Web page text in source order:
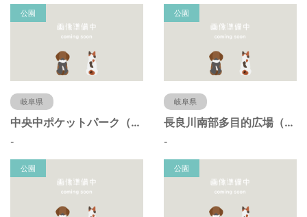
公園
岐阜県
中央中ポケットパーク（岐阜県羽島市）
-
公園
岐阜県
長良川南部多目的広場（岐阜県羽島市）
-
公園 公園